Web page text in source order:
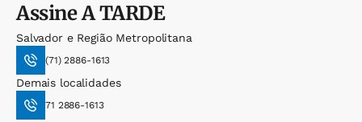
AssineA TARDE
Salvador e Região Metropolitana
(71) 2886-1613
Demais localidades
71 2886-1613